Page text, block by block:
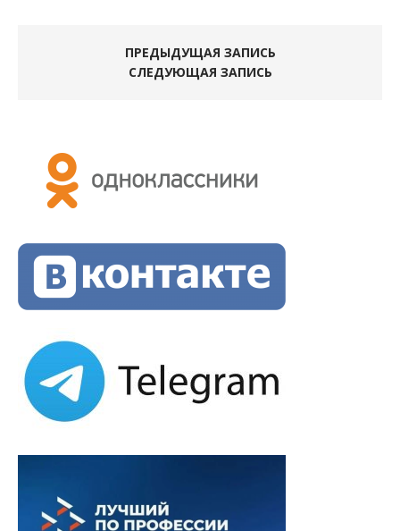
ПРЕДЫДУЩАЯ ЗАПИСЬ
СЛЕДУЮЩАЯ ЗАПИСЬ